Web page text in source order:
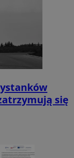
się